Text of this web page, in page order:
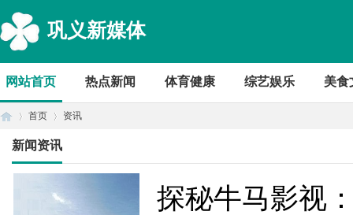
巩义新媒体
网站首页 热点新闻 体育健康 综艺娱乐 美食
首页 资讯
新闻资讯
探秘牛马影视